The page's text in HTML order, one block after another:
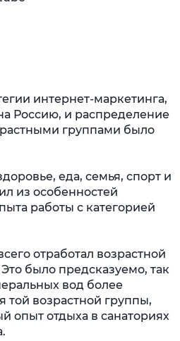
интернет-маркетинга,
Россию, и распределение
группами было
еда, семья, спорт и
из особенностей
работы с категорией
отработал возрастной
было предсказуемо, так
вод более
возрастной группы,
опыт отдыха в санаториях